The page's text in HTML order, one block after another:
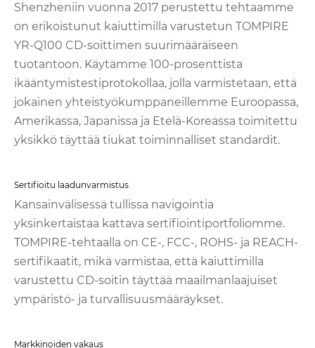
Shenzheniin vuonna 2017 perustettu tehtaamme
on erikoistunut kaiuttimilla varustetun TOMPIRE
YR-Q100 CD-soittimen suurimääräiseen
tuotantoon. Käytämme 100-prosenttista
ikääntymistestiprotokollaa, jolla varmistetaan, että
jokainen yhteistyökumppaneillemme Euroopassa,
Amerikassa, Japanissa ja Etelä-Koreassa toimitettu
yksikkö täyttää tiukat toiminnalliset standardit.
Sertifioitu laadunvarmistus
Kansainvälisessä tullissa navigointia
yksinkertaistaa kattava sertifiointiportfoliomme.
TOMPIRE-tehtaalla on CE-, FCC-, ROHS- ja REACH-
sertifikaatit, mikä varmistaa, että kaiuttimilla
varustettu CD-soitin täyttää maailmanlaajuiset
ympäristö- ja turvallisuusmääräykset.
Markkinoiden vakaus